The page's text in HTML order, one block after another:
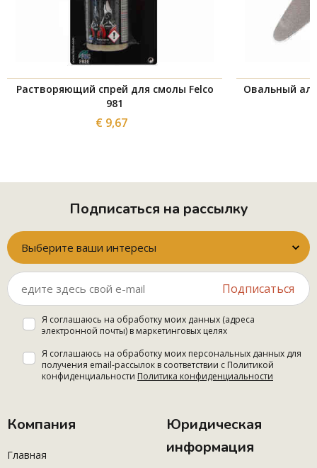
Растворяющий спрей для смолы Felco
981
€ 9,67
Овальный
Подписаться на рассылку
Выберите ваши интересы
Подписаться
Я соглашаюсь на обработку моих данных (адреса
электронной почты) в маркетинговых целях
Я соглашаюсь на обработку моих персональных данных для
получения email-рассылок в соответствии с Политикой
конфиденциальности Политика конфиденциальности
Компания
Главная
Юридическая
информация